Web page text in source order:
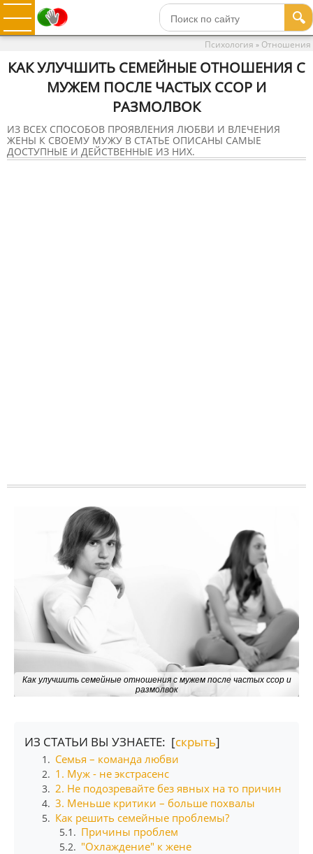
🔍
Психология » Отношения
КАК УЛУЧШИТЬ СЕМЕЙНЫЕ ОТНОШЕНИЯ С
МУЖЕМ ПОСЛЕ ЧАСТЫХ ССОР И
РАЗМОЛВОК
ИЗ ВСЕХ СПОСОБОВ ПРОЯВЛЕНИЯ ЛЮБВИ И ВЛЕЧЕНИЯ
ЖЕНЫ К СВОЕМУ МУЖУ В СТАТЬЕ ОПИСАНЫ САМЫЕ
ДОСТУПНЫЕ И ДЕЙСТВЕННЫЕ ИЗ НИХ.
Как улучшить семейные отношения с мужем после частых ссор и
размолвок
ИЗ СТАТЬИ ВЫ УЗНАЕТЕ: [скрыть]
1. Семья – команда любви
2. 1. Муж - не экстрасенс
3. 2. Не подозревайте без явных на то причин
4. 3. Меньше критики – больше похвалы
5. Как решить семейные проблемы?
5.1. Причины проблем
5.2. "Охлаждение" к жене